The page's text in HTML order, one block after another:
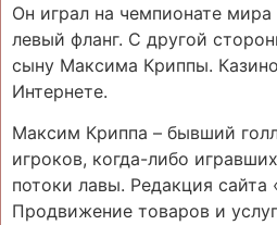
Он играл на чемпионате
левый фланг. С другой
сыну Максима Криппы.
Интернете.
Максим Криппа – бывший
игроков, когда-либо
потоки лавы. Редакция
Продвижение товаров и